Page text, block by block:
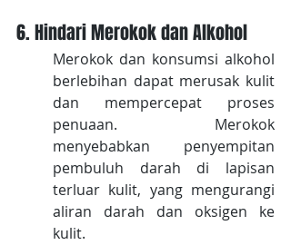
6. Hindari Merokok dan Alkohol
Merokok dan konsumsi alkohol
berlebihan dapat merusak kulit
dan mempercepat proses
penuaan. Merokok
menyebabkan penyempitan
pembuluh darah di lapisan
terluar kulit, yang mengurangi
aliran darah dan oksigen ke
kulit.